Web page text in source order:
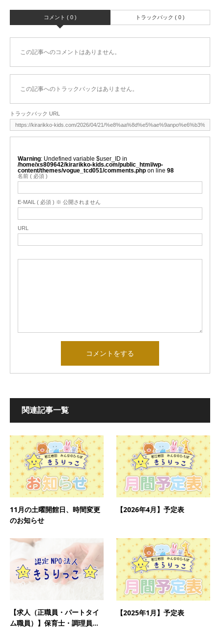
コメント ( 0 ) トラックバック ( 0 )
この記事へのコメントはありません。
この記事へのトラックバックはありません。
トラックバック URL
Warning : Undefined variable $user_ID in
/home/xs809642/kirarikko-kids.com/public_html/wp-
content/themes/vogue_tcd051/comments.php on line 98
名前 ( 必須 )
E-MAIL ( 必須 ) ※ 公開されません
URL
関連記事一覧
11月の土曜開館日、時間変更
のお知らせ
【2026年4月】予定表
【求人（正職員・パートタイ
ム職員）】保育士・調理員...
【2025年1月】予定表